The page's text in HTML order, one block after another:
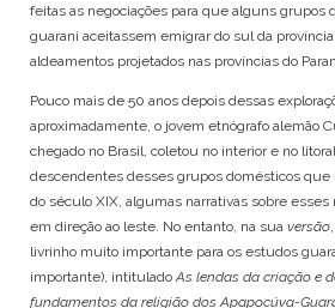
feitas as negociações para que alguns grupos
guarani aceitassem emigrar do sul da
aldeamentos projetados nas províncias do
Pouco mais de 50 anos depois dessas
aproximadamente, o jovem etnógrafo alemão
chegado no Brasil, coletou no interior e no
descendentes desses grupos domésticos que
do século XIX, algumas narrativas sobre
em direção ao leste. No entanto, na sua versão
livrinho muito importante para os estudos
importante), intitulado As lendas da criação e
fundamentos da religião dos Apapocúva-